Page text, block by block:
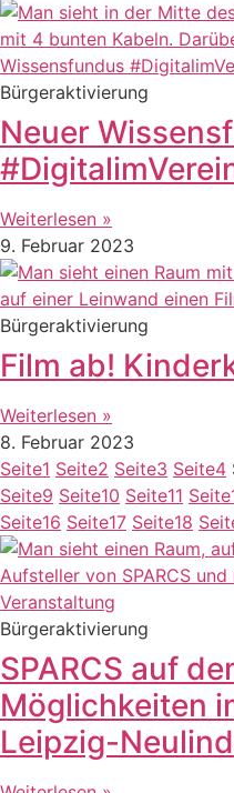
Bürgeraktivierung
Neuer
Weiterlesen »
9. Februar 2023
Bürgeraktivierung
Film ab!
Weiterlesen »
8. Februar 2023
Seite1 Seite2 Seite3 Seite4
Seite9 Seite10 Seite11 Seite
Seite16 Seite17 Seite18
Bürgeraktivierung
SPARCS auf
Möglichkeiten
Leipzig-